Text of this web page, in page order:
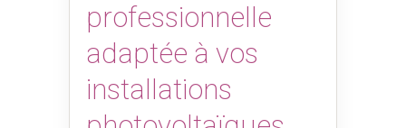
professionnelle
adaptée à vos
installations